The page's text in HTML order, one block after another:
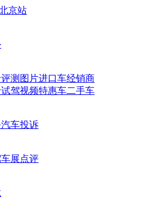
京站
评测 图片进口车经销商
试驾视频特惠车二手车
汽车投诉
车展点评